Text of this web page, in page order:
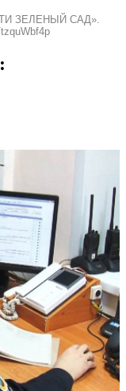
ЗЕЛЕНЫЙ САД».